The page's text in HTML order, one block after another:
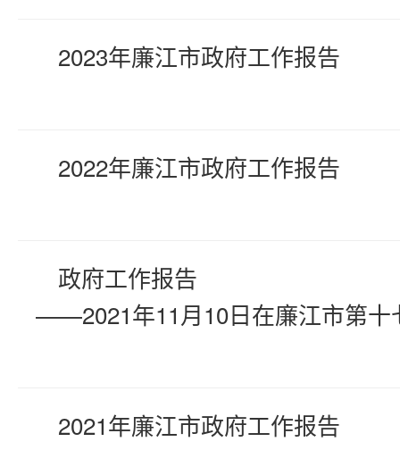
2023年廉江市政府工作报告
2022年廉江市政府工作报告
政府工作报告
——2021年11月10日在廉江市第十
2021年廉江市政府工作报告